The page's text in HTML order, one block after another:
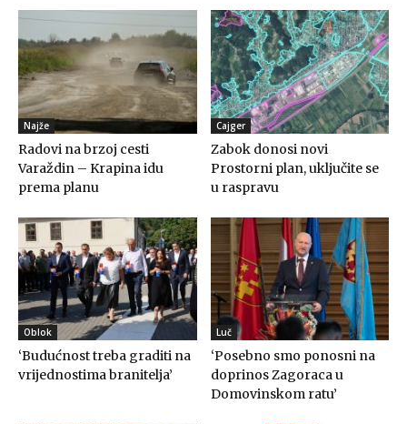
Najže
Radovi na brzoj cesti
Varaždin – Krapina idu
prema planu
Cajger
Zabok donosi novi
Prostorni plan, uključite se
u raspravu
Oblok
‘Budućnost treba graditi na
vrijednostima branitelja’
Luč
‘Posebno smo ponosni na
doprinos Zagoraca u
Domovinskom ratu’